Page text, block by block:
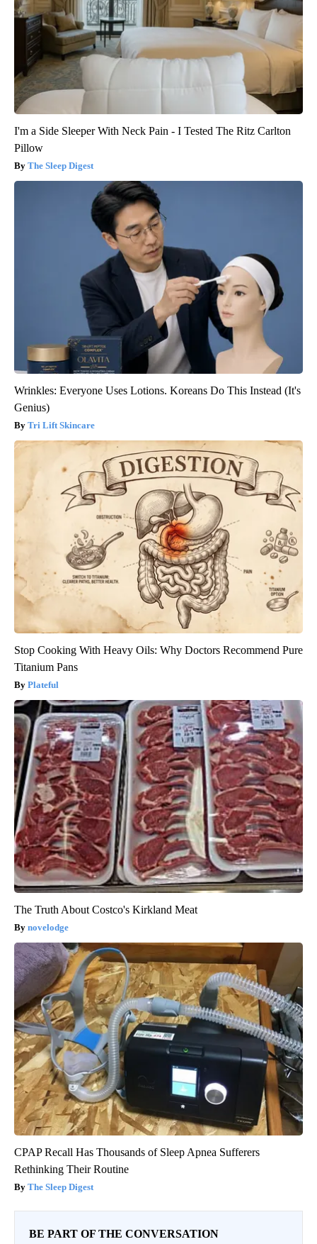
I'm a Side Sleeper With Neck Pain - I Tested The Ritz Carlton
Pillow
The Sleep Digest
Wrinkles: Everyone Uses Lotions. Koreans Do This Instead (It's
Genius)
Tri Lift Skincare
Stop Cooking With Heavy Oils: Why Doctors Recommend Pure
Titanium Pans
Plateful
The Truth About Costco's Kirkland Meat
novelodge
CPAP Recall Has Thousands of Sleep Apnea Sufferers
Rethinking Their Routine
The Sleep Digest
BE PART OF THE CONVERSATION